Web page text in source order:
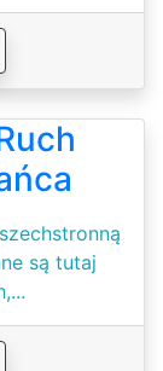
są tutaj